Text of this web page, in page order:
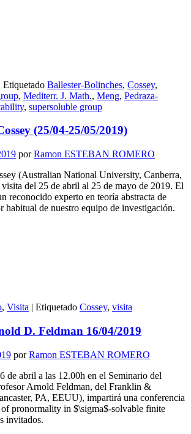
Etiquetado Ballester-Bolinches, Cossey,
, Mediterr. J. Math., Meng, Pedraza-
, supersoluble group
(25/04-25/05/2019)
porRamon ESTEBAN ROMERO
(Australian National University, Canberra,
del 25 de abril al 25 de mayo de 2019. El
reconocido experto en teoría abstracta de
habitual de nuestro equipo de investigación.
, Visita | Etiquetado Cossey, visita
D. Feldman 16/04/2019
porRamon ESTEBAN ROMERO
de abril a las 12.00h en el Seminario del
Arnold Feldman, del Franklin &
PA, EEUU), impartirá una conferencia
pronormality in $\sigma$-solvable finite
invitados.